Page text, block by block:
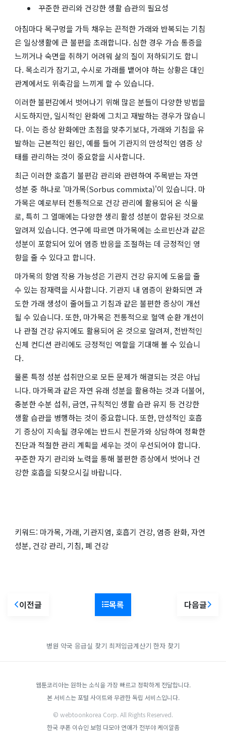
꾸준한 관리와 건강한 생활 습관의 필요성
아침마다 목구멍을 가득 채우는 끈적한 가래와 반복되는 기침
은 일상생활에 큰 불편을 초래합니다. 심한 경우 가슴 통증을
느끼거나 숙면을 취하기 어려워 삶의 질이 저하되기도 합니
다. 목소리가 잠기고, 수시로 가래를 뱉어야 하는 상황은 대인
관계에서도 위축감을 느끼게 할 수 있습니다.
이러한 불편감에서 벗어나기 위해 많은 분들이 다양한 방법을
시도하지만, 일시적인 완화에 그치고 재발하는 경우가 많습니
다. 이는 증상 완화에만 초점을 맞추기보다, 가래와 기침을 유
발하는 근본적인 원인, 예를 들어 기관지의 만성적인 염증 상
태를 관리하는 것이 중요함을 시사합니다.
최근 이러한 호흡기 불편감 관리와 관련하여 주목받는 자연
성분 중 하나로 '마가목(Sorbus commixta)'이 있습니다. 마
가목은 예로부터 전통적으로 건강 관리에 활용되어 온 식물
로, 특히 그 열매에는 다양한 생리 활성 성분이 함유된 것으로
알려져 있습니다. 연구에 따르면 마가목에는 소르빈산과 같은
성분이 포함되어 있어 염증 반응을 조절하는 데 긍정적인 영
향을 줄 수 있다고 합니다.
마가목의 항염 작용 가능성은 기관지 건강 유지에 도움을 줄
수 있는 잠재력을 시사합니다. 기관지 내 염증이 완화되면 과
도한 가래 생성이 줄어들고 기침과 같은 불편한 증상이 개선
될 수 있습니다. 또한, 마가목은 전통적으로 혈액 순환 개선이
나 관절 건강 유지에도 활용되어 온 것으로 알려져, 전반적인
신체 컨디션 관리에도 긍정적인 역할을 기대해 볼 수 있습니
다.
물론 특정 성분 섭취만으로 모든 문제가 해결되는 것은 아닙
니다. 마가목과 같은 자연 유래 성분을 활용하는 것과 더불어,
충분한 수분 섭취, 금연, 규칙적인 생활 습관 유지 등 건강한
생활 습관을 병행하는 것이 중요합니다. 또한, 만성적인 호흡
기 증상이 지속될 경우에는 반드시 전문가와 상담하여 정확한
진단과 적절한 관리 계획을 세우는 것이 우선되어야 합니다.
꾸준한 자기 관리와 노력을 통해 불편한 증상에서 벗어나 건
강한 호흡을 되찾으시길 바랍니다.
키워드: 마가목, 가래, 기관지염, 호흡기 건강, 염증 완화, 자연
성분, 건강 관리, 기침, 폐 건강
이전글 목록 다음글
병원 약국 응급실 찾기 최저임금계산기 한자 찾기
웹툰코리아는 원하는 소식을 가장 빠르고 정확하게 전달합니다.
본 서비스는 포털 사이트와 무관한 독립 서비스입니다.
© webtoonkorea Corp. All Rights Reserved.
한국 쿠폰 이슈인 보험 다모아 연애가 전부야 케이알좀